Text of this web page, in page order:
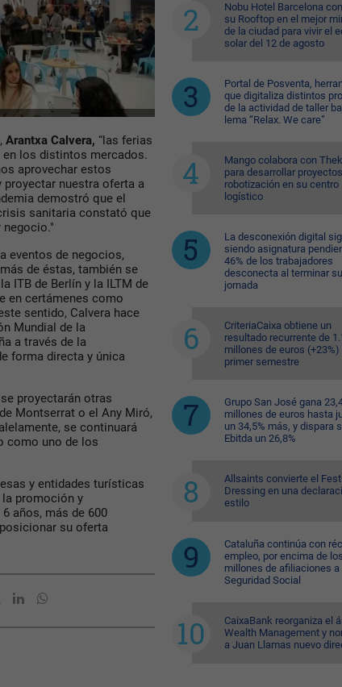
, Arantxa Calvera, “las ferias
los distintos mercados.
aprovechar estos
nuestra oferta a
demostró que el
sanitaria constató que
negocio."
eventos de negocios,
de éstas, también se
ITB de Berlín y la ILTM de
en certámenes como
sentido, Calvera hace
Mundial de la
a través de la
forma directa y única
proyectarán otras
Montserrat o el Any Miró,
se continuará
como uno de los
y entidades turísticas
promoción y
años, más de 600
su oferta
Nobu Hotel Barcelona
su Rooftop en el mejor
de la ciudad para vivir el
solar del 12 de agosto
Portal de Posventa,
que digitaliza distintos
de la actividad de taller
lema “Relax. We care”
Mango colabora con
para desarrollar
robotización en su centro
logístico
La desconexión digital
siendo asignatura
46% de los trabajadores
desconecta al terminar su
jornada
CriteriaCaixa obtiene un
resultado recurrente de
millones de euros (+23%)
primer semestre
Grupo San José gana
millones de euros hasta
un 34,5% más, y dispara
Ebitda un 26,8%
Allsaints convierte el
Dressing en una
estilo
Cataluña continúa con
empleo, por encima de
millones de afiliaciones a
Seguridad Social
CaixaBank reorganiza el
Wealth Management y
a Juan Llamas nuevo